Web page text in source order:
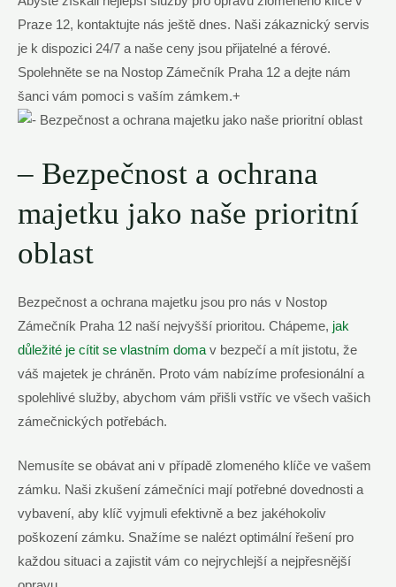
Praze 12, kontaktujte nás ještě dnes. Naši zákaznický servis
je k dispozici 24/7 a naše ceny jsou přijatelné a férové.
Spolehněte se na Nostop Zámečník Praha 12 a dejte nám
šanci vám pomoci s vaším zámkem.+
– Bezpečnost a ochrana
majetku jako naše prioritní
oblast
Bezpečnost a ochrana majetku jsou pro nás v Nostop
Zámečník Praha 12 naší nejvyšší prioritou. Chápeme, jak
důležité je cítit se vlastním doma v bezpečí a mít jistotu, že
váš majetek je chráněn. Proto vám nabízíme profesionální a
spolehlivé služby, abychom vám přišli vstříc ve všech vašich
zámečnických potřebách.
Nemusíte se obávat ani v případě zlomeného klíče ve vašem
zámku. Naši zkušení zámečníci mají potřebné dovednosti a
vybavení, aby klíč vyjmuli efektivně a bez jakéhokoliv
poškození zámku. Snažíme se nalézt optimální řešení pro
každou situaci a zajistit vám co nejrychlejší a nejpřesnější